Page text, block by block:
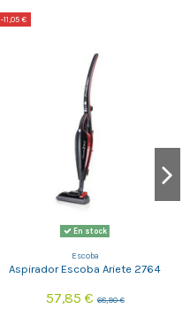
-11,05 €
En stock
Escoba
Aspirador Escoba Ariete 2764
57,85 € 68,90 €